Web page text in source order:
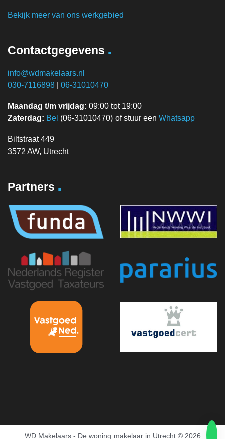
Bekijk meer van ons werkgebied
Contactgegevens .
info@wdmakelaars.nl
030-7116898
06-31010470
Maandag t/m vrijdag: 09:00 tot 19:00
Zaterdag: Bel (06-31010470) of stuur een Whatsapp
Biltstraat 449
3572 AW, Utrecht
Partners .
WD Makelaars - De woning makelaar in Utrecht© 2026